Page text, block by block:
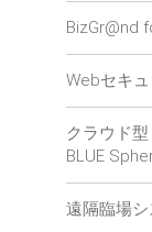
BizGr@nd
Webセキュ
クラウド
BLUE
遠隔臨場シ